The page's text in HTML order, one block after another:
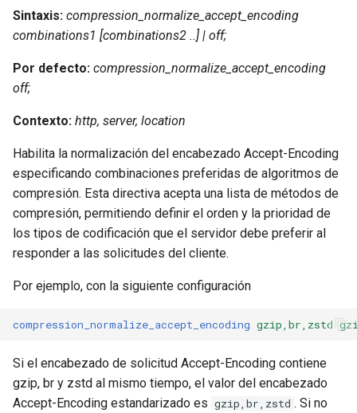
ini
injection
jit-uuid
jq
jsonrpc-batch
jump-consistent-hash
kafka
Sintaxis: compression_normalize_accept_encoding
combinations1 [combinations2 ..] | off;
Por defecto: compression_normalize_accept_encoding
off;
Contexto: http, server, location
Habilita la normalización del encabezado Accept-Encoding
especificando combinaciones preferidas de algoritmos de
compresión. Esta directiva acepta una lista de métodos de
compresión, permitiendo definir el orden y la prioridad de
los tipos de codificación que el servidor debe preferir al
responder a las solicitudes del cliente.
Por ejemplo, con la siguiente configuración
compression_normalize_accept_encoding gzip,br,zstd
Si el encabezado de solicitud Accept-Encoding contiene
gzip, br y zstd al mismo tiempo, el valor del encabezado
Accept-Encoding estandarizado es gzip,br,zstd . Si no